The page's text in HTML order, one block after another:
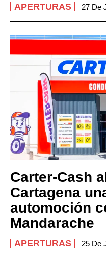
APERTURAS 27 De
Carter-Cash
Cartagena
automoción
Mandarache
APERTURAS 25 De